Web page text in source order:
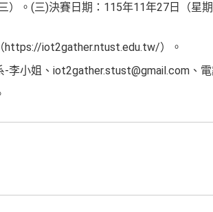
）。(三)決賽日期：115年11年27日（星
https://iot2gather.ntust.edu.tw/）。
李小姐、iot2gather.stust@gmail.com、